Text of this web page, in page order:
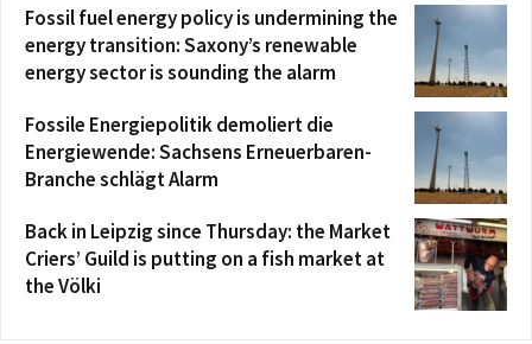
Fossil fuel energy policy is undermining the
energy transition: Saxony’s renewable
energy sector is sounding the alarm
Fossile Energiepolitik demoliert die
Energiewende: Sachsens Erneuerbaren-
Branche schlägt Alarm
Back in Leipzig since Thursday: the Market
Criers’ Guild is putting on a fish market at
the Völki